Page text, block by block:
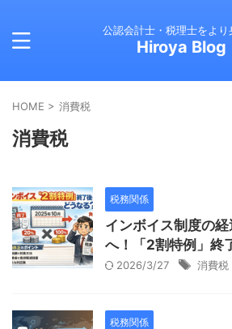
公認会計士・税理士をより
Hiroya Blog
HOME > 消費税
消費税
税務関係
インボイス制度の
へ！「2割特例」終
2026/3/27 消費税
税務関係